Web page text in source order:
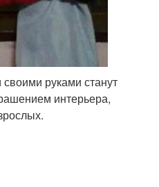
руками станут
интерьера,